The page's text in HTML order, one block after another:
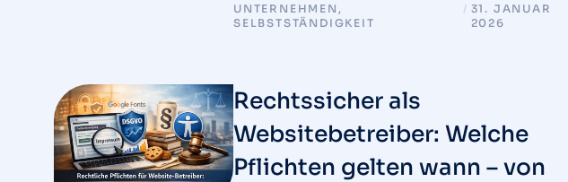
UNTERNEHMEN ,
SELBSTSTÄNDIGKEIT
/ 31. JANUAR
2026
Rechtssicher als
Websitebetreiber: Welche
Pflichten gelten wann – von